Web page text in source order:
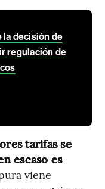
la decisión de
regulación de
tarifas se
escaso es
viene